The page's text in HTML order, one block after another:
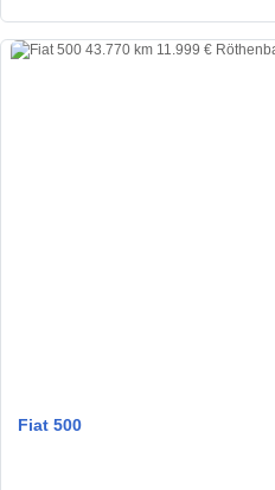
Fiat 500